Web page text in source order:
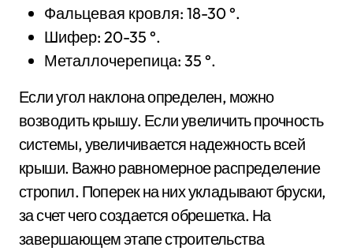
Фальцевая кровля: 18-30 °.
Шифер: 20-35 °.
Металлочерепица: 35 °.
Если угол наклона определен, можно
возводить крышу. Если увеличить прочность
системы, увеличивается надежность всей
крыши. Важно равномерное распределение
стропил. Поперек на них укладывают бруски,
за счет чего создается обрешетка. На
завершающем этапе строительства